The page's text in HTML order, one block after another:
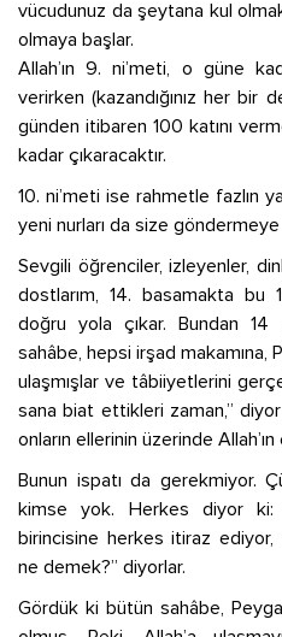
vücudunuz da şeytana kul
olmaya başlar.
Allah’ın 9. ni’meti, o güne
verirken (kazandığınız her bir
günden itibaren 100 katını
kadar çıkaracaktır.
10. ni’meti ise rahmetle fazlın
yeni nurları da size göndermeye
Sevgili öğrenciler, izleyenler,
dostlarım, 14. basamakta bu
doğru yola çıkar. Bundan
sahâbe, hepsi irşad makamına,
ulaşmışlar ve tâbiiyetlerini
sana biat ettikleri zaman,” diyor
onların ellerinin üzerinde Allah’ın
Bunun ispatı da gerekmiyor.
kimse yok. Herkes diyor ki:
birincisine herkes itiraz ediyor,
ne demek?” diyorlar.
Gördük ki bütün sahâbe,